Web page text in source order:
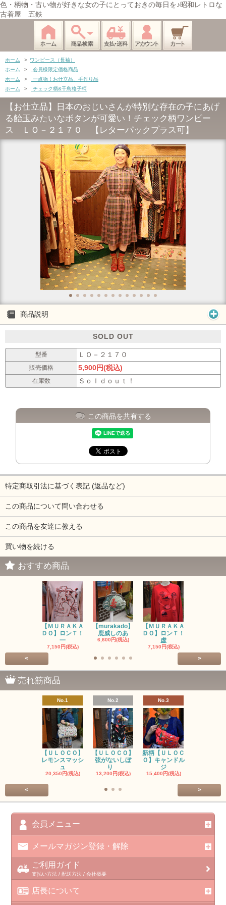
色・柄物・古い物が好きな女の子にとっておきの毎日を♪昭和レトロな
古着屋 五鉄
ホーム > ワンピース（長袖）
ホーム
>
会員様限定価格商品
ホーム
>
一点物！お仕立品、手作り品
ホーム
> チェック柄&千鳥格子柄
【お仕立品】日本のおじいさんが特別な存在の子にあげ
る飴玉みたいなボタンが可愛い！チェック柄ワンピー
ス ＬＯ－２１７０ 【レターパックプラス可】
商品説明
SOLD OUT
型番 ＬＯ－２１７０
販売価格 5,900円(税込)
在庫数 Ｓｏｌｄｏｕｔ！
この商品を共有する
特定商取引法に基づく表記 (返品など)
この商品について問い合わせる
この商品を友達に教える
買い物を続ける
おすすめ商品
【ＭＵＲＡＫＡ
ＤＯ】ロンＴ！
一
7,150円(税込)
【murakado】
鹿威しのあ
6,600円(税込)
【ＭＵＲＡＫＡ
ＤＯ】ロンＴ！
虚
7,150円(税込)
< >
売れ筋商品
No.1
【ＵＬＯＣＯ】
レモンスマッシ
ュ
20,350円(税込)
No.2
【ＵＬＯＣＯ】
弦がないしぼ
り
13,200円(税込)
No.3
新柄【ＵＬＯＣ
Ｏ】キャンドル
ジ
15,400円(税込)
< >
会員メニュー
メールマガジン登録・解除
ご利用ガイド
支払い方法 / 配送方法 / 会社概要
店長について